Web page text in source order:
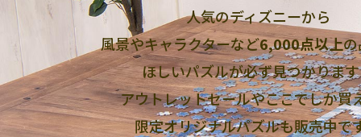
人気のディズニーから
風景やキャラクターなど6,000点以上
ほしいパズルが必ず見つかりま
アウトレットセールやここでしか買
限定オリジナルパズルも販売中で